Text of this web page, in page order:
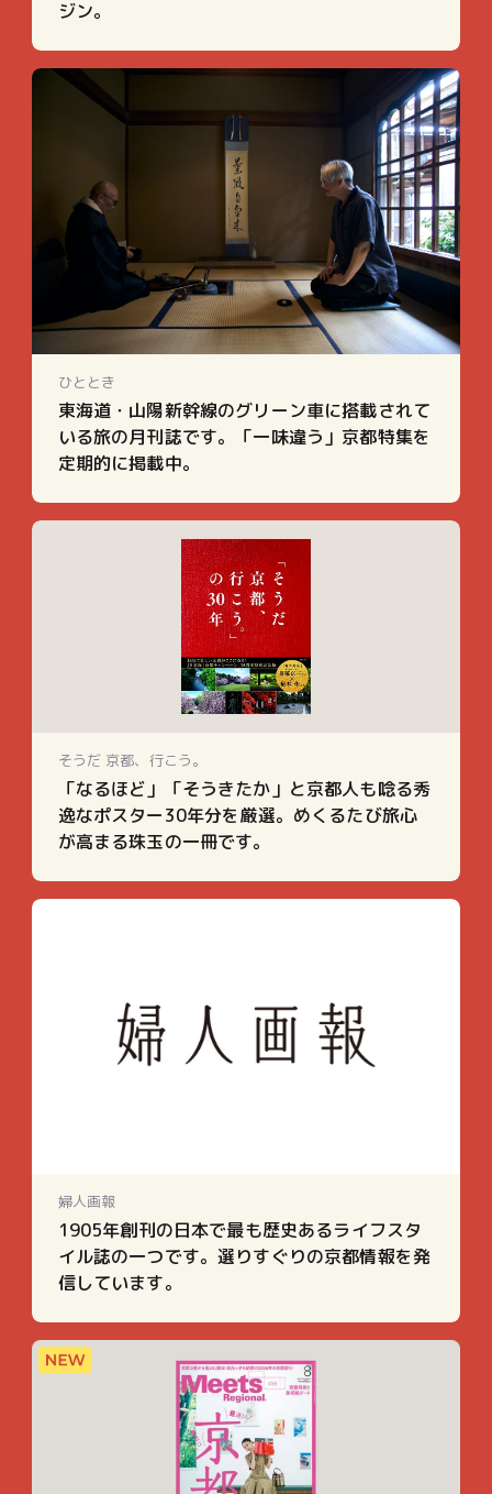
ジン。
ひととき
東海道・山陽新幹線のグリーン車に搭載されて
いる旅の月刊誌です。「一味違う」京都特集を
定期的に掲載中。
そうだ 京都、行こう。
「なるほど」「そうきたか」と京都人も唸る秀
逸なポスター30年分を厳選。めくるたび旅心
が高まる珠玉の一冊です。
婦人画報
1905年創刊の日本で最も歴史あるライフスタ
イル誌の一つです。選りすぐりの京都情報を発
信しています。